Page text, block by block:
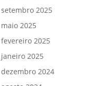
setembro 2025
maio 2025
fevereiro 2025
janeiro 2025
dezembro 2024